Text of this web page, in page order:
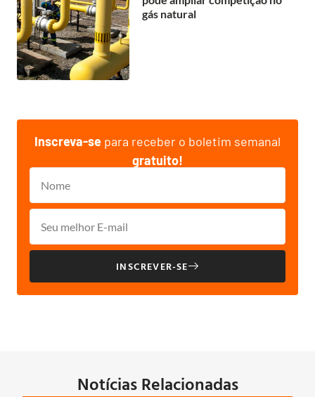
gás natural
Inscreva-se para receber o boletim semanal
gratuito!
INSCREVER-SE
Notícias Relacionadas